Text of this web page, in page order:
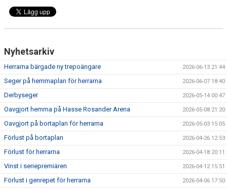
Nyhetsarkiv
Herrarna bärgade ny trepoängare 2026-06-13 21:44
Seger på hemmaplan för herrarna 2026-06-07 18:40
Derbyseger 2026-05-14 00:47
Oavgjort hemma på Hasse Rosander Arena 2026-05-08 21:20
Oavgjort på bortaplan för herrarna 2026-05-03 15:05
Förlust på bortaplan 2026-04-26 12:53
Förlust för herrarna 2026-04-18 20:11
Vinst i seriepremiären 2026-04-12 15:51
Förlust i genrepet för herrarna 2026-04-06 17:50